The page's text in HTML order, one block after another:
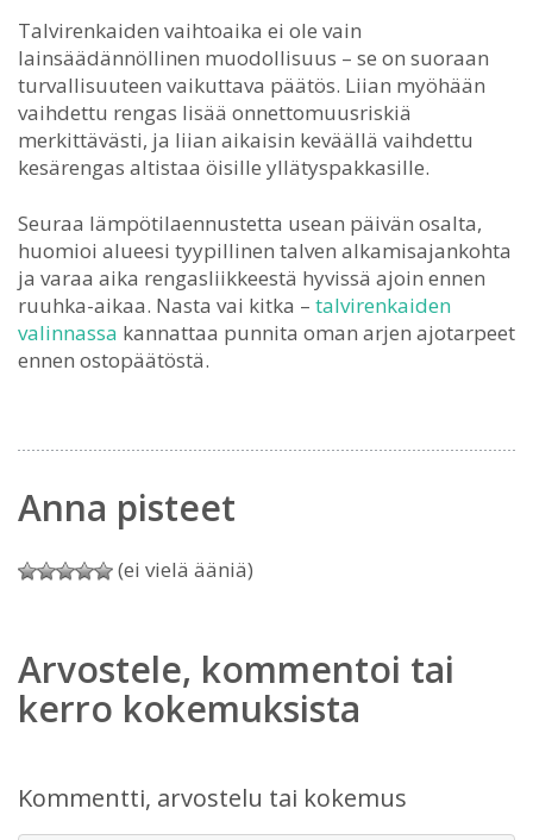
Talvirenkaiden vaihtoaika ei ole vain
lainsäädännöllinen muodollisuus – se on suoraan
turvallisuuteen vaikuttava päätös. Liian myöhään
vaihdettu rengas lisää onnettomuusriskiä
merkittävästi, ja liian aikaisin keväällä vaihdettu
kesärengas altistaa öisille yllätyspakkasille.
Seuraa lämpötilaennustetta usean päivän osalta,
huomioi alueesi tyypillinen talven alkamisajankohta
ja varaa aika rengasliikkeestä hyvissä ajoin ennen
ruuhka-aikaa. Nasta vai kitka – talvirenkaiden
valinnassa kannattaa punnita oman arjen ajotarpeet
ennen ostopäätöstä.
Anna pisteet
(ei vielä ääniä)
Arvostele, kommentoi tai
kerro kokemuksista
Kommentti, arvostelu tai kokemus